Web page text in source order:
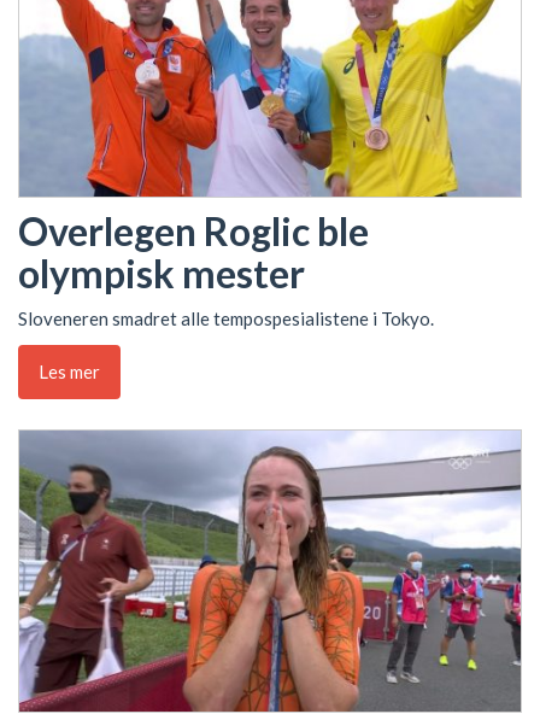
Overlegen Roglic ble
olympisk mester
Sloveneren smadret alle tempospesialistene i Tokyo.
Les mer